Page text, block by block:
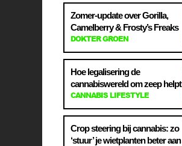
Zomer-update over Gorilla,
Camelberry & Frosty’s Freaks
DOKTER GROEN
Hoe legalisering de
cannabiswereld om zeep helpt
CANNABIS LIFESTYLE
Crop steering bij cannabis: zo
‘stuur’ je wietplanten beter aan